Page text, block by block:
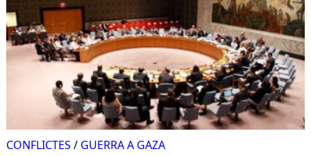
CONFLICTES / GUERRA A GAZA